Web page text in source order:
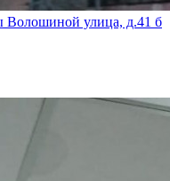
Волошиной улица, д.41 б